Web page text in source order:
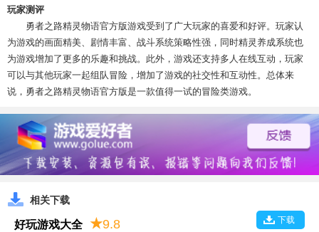
玩家测评
勇者之路精灵物语官方版游戏受到了广大玩家的喜爱和好评。玩家认
为游戏的画面精美、剧情丰富、战斗系统策略性强，同时精灵养成系统也
为游戏增加了更多的乐趣和挑战。此外，游戏还支持多人在线互动，玩家
可以与其他玩家一起组队冒险，增加了游戏的社交性和互动性。总体来
说，勇者之路精灵物语官方版是一款值得一试的冒险类游戏。
相关下载
下载
好玩游戏大全 ★9.8